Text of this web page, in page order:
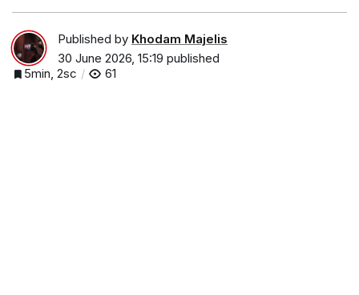
Published by Khodam Majelis
30 June 2026, 15:19 published
5min, 2sc
61